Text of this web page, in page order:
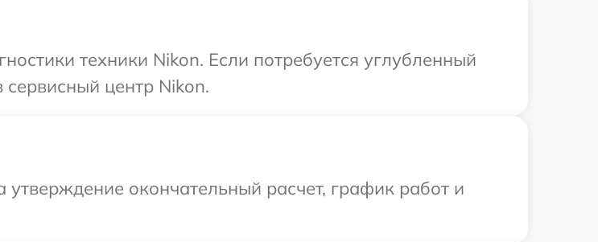
техники Nikon. Если потребуется углубленный
центр Nikon.
окончательный расчет, график работ и